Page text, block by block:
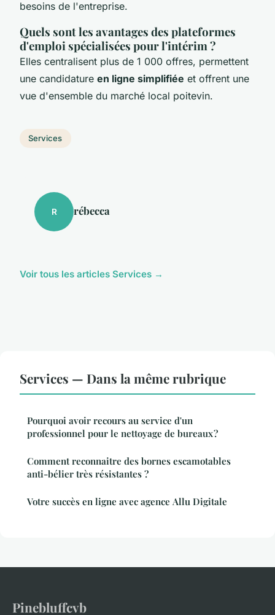
besoins de l'entreprise.
Quels sont les avantages des plateformes
d'emploi spécialisées pour l'intérim ?
Elles centralisent plus de 1 000 offres, permettent
une candidature en ligne simplifiée et offrent une
vue d'ensemble du marché local poitevin.
Services
R rébecca
Voir tous les articles Services →
Services — Dans la même rubrique
Pourquoi avoir recours au service d'un
professionnel pour le nettoyage de bureaux ?
Comment reconnaitre des bornes escamotables
anti-bélier très résistantes ?
Votre succès en ligne avec agence Allu Digitale
Pinebluffcvb